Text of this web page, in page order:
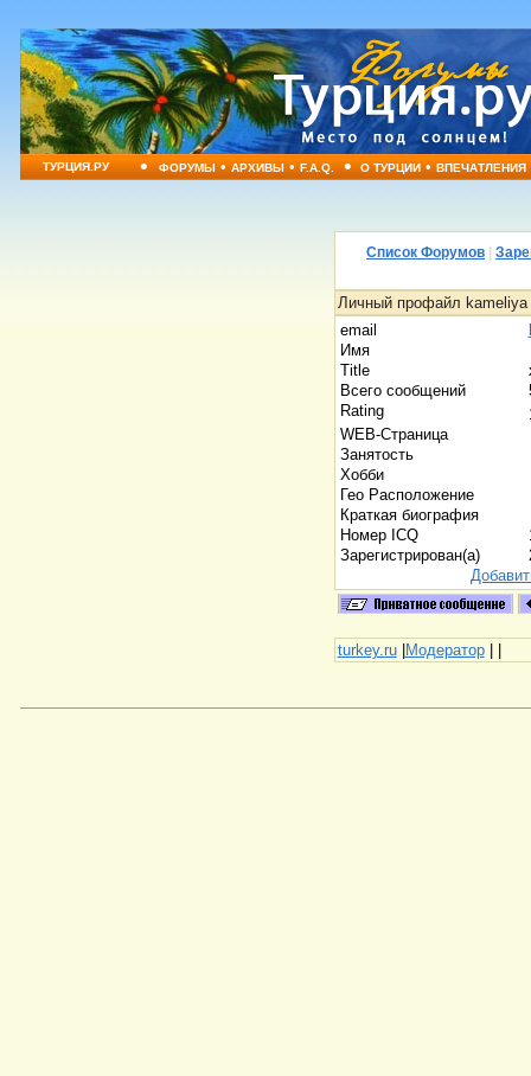
ТУРЦИЯ.РУ • ФОРУМЫ•АРХИВЫ•F.A.Q. • О ТУРЦИИ•ВПЕЧАТЛЕНИЯ
Список Форумов
Личный профайл kameliya
email
Имя
Title
Всего сообщений
Rating
WEB-Страница
Занятость
Хобби
Гео Расположение
Краткая биография
Номер ICQ
Зарегистрирован(а)
turkey.ru|Модератор| |